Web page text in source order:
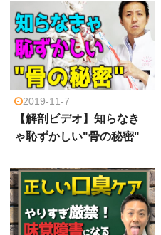
2019-11-7
【解剖ビデオ】知らなき
ゃ恥ずかしい"骨の秘密"